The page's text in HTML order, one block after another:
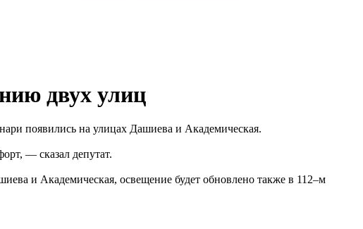
двух улиц
появились на улицах Дашиева и Академическая.
— сказал депутат.
и Академическая, освещение будет обновлено также в 112–м